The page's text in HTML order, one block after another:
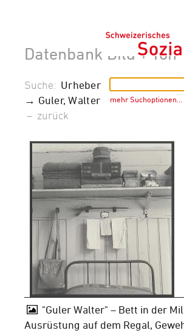
Datenbank Bild + Ton
mehr Suchoptionen…
Suche: Urheber
→ Guler, Walter
– zurück
"Guler Walter" – Bett in der
Ausrüstung auf dem Regal,